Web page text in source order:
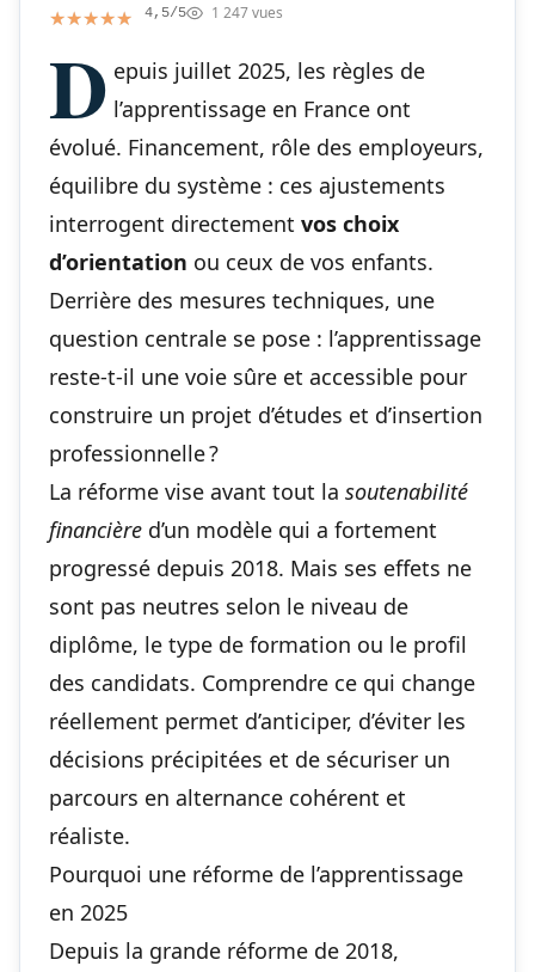
★★★★★
★★★★★ 4,5/5 1 247 vues
D epuis juillet 2025, les règles de
l’apprentissage en France ont
évolué. Financement, rôle des employeurs,
équilibre du système : ces ajustements
interrogent directement vos choix
d’orientation ou ceux de vos enfants.
Derrière des mesures techniques, une
question centrale se pose : l’apprentissage
reste-t-il une voie sûre et accessible pour
construire un projet d’études et d’insertion
professionnelle ?
La réforme vise avant tout la soutenabilité
financière d’un modèle qui a fortement
progressé depuis 2018. Mais ses effets ne
sont pas neutres selon le niveau de
diplôme, le type de formation ou le profil
des candidats. Comprendre ce qui change
réellement permet d’anticiper, d’éviter les
décisions précipitées et de sécuriser un
parcours en alternance cohérent et
réaliste.
Pourquoi une réforme de l’apprentissage
en 2025
Depuis la grande réforme de 2018,